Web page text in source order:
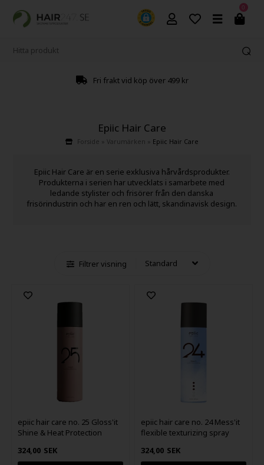
0
Fri frakt vid köp över 499 kr
Epiic Hair Care
Forside Varumärken Epiic Hair Care
Epiic Hair Care är en serie exklusiva hårvårdsprodukter.
Produkterna i serien har utvecklats i samarbete med
ledande stylister och frisörer från den danska
frisörindustrin och har en ren och lätt, skandinavisk design.
Filtrer visning
epiic hair care no. 25 Gloss'it
Shine & Heat Protection
324,00 SEK
epiic hair care no. 24 Mess'it
flexible texturizing spray
324,00 SEK